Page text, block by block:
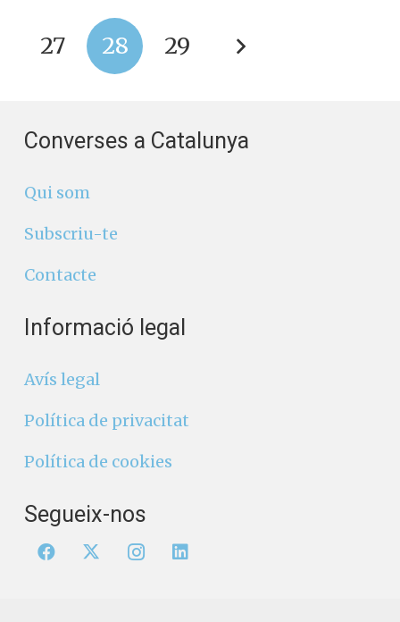
27 28 29
Converses a Catalunya
Qui som
Subscriu-te
Contacte
Informació legal
Avís legal
Política de privacitat
Política de cookies
Segueix-nos